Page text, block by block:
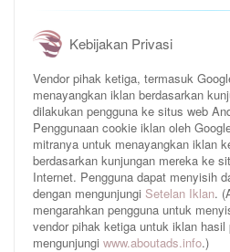
Kebijakan Privasi
Vendor pihak ketiga, termasuk
menayangkan iklan berdasarkan
dilakukan pengguna ke situs web
Penggunaan cookie iklan oleh
mitranya untuk menayangkan iklan
berdasarkan kunjungan mereka ke
Internet. Pengguna dapat menyisih
dengan mengunjungi Setelan Iklan.
mengarahkan pengguna untuk
vendor pihak ketiga untuk iklan hasil
mengunjungi www.aboutads.info.)